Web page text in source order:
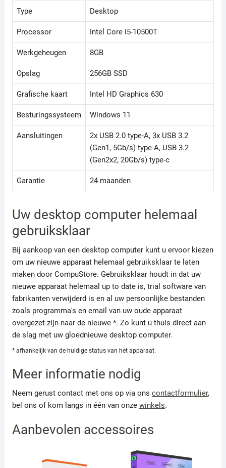
Type
Desktop
Processor Intel Core i5-10500T
Werkgeheugen 8GB
Opslag 256GB SSD
Grafische kaart Intel HD Graphics 630
Besturingssysteem Windows 11
Aansluitingen
2x USB 2.0 type-A, 3x USB 3.2
(Gen1, 5Gb/s) type-A, USB 3.2
(Gen2x2, 20Gb/s) type-c
Garantie 24 maanden
Uw desktop computer helemaal
gebruiksklaar
Bij aankoop van een desktop computer kunt u ervoor kiezen
om uw nieuwe apparaat helemaal gebruiksklaar te laten
maken door CompuStore. Gebruiksklaar houdt in dat uw
nieuwe apparaat helemaal up to date is, trial software van
fabrikanten verwijderd is en al uw persoonlijke bestanden
zoals programma's en email van uw oude apparaat
overgezet zijn naar de nieuwe *. Zo kunt u thuis direct aan
de slag met uw gloednieuwe desktop computer.
* afhankelijk van de huidige status van het apparaat.
Meer informatie nodig
Neem gerust contact met ons op via ons contactformulier,
bel ons of kom langs in één van onze winkels.
Aanbevolen accessoires